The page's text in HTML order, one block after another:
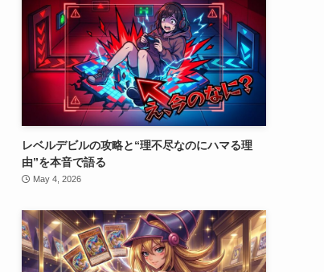
レベルデビルの攻略と“理不尽なのにハマる理
由”を本音で語る
May 4, 2026